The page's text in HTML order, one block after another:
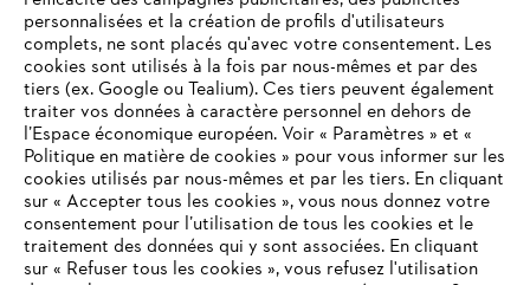
Politique de protection des données
Mentions légales Utilisation des cookies
Informations juridiques
ANDREAS STIHL NV, Veurtstraat 117, 2870 Puurs-Sint-Amands,
België/Belgique
VAT Number: BE 0427.714.768
VOTRE NAVIGATEUR INTERNET
N'EST PLUS PRIS EN CHARGE
personnalisées et la création de profils d'utilisateurs
complets, ne sont placés qu'avec votre consentement. Les
cookies sont utilisés à la fois par nous-mêmes et par des
tiers (ex. Google ou Tealium). Ces tiers peuvent également
traiter vos données à caractère personnel en dehors de
l’Espace économique européen. Voir « Paramètres » et «
Politique en matière de cookies » pour vous informer sur les
cookies utilisés par nous-mêmes et par les tiers. En cliquant
sur « Accepter tous les cookies », vous nous donnez votre
consentement pour l’utilisation de tous les cookies et le
traitement des données qui y sont associées. En cliquant
sur « Refuser tous les cookies », vous refusez l'utilisation